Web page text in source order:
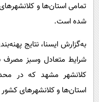
تمامی استان‌ها و
شده است.
به‌گزارش ایسنا، نتایج
شرایط متعادل وسبز مصرف
کلانشهر مشهد که در
استان‌ها و کلانشهرهای